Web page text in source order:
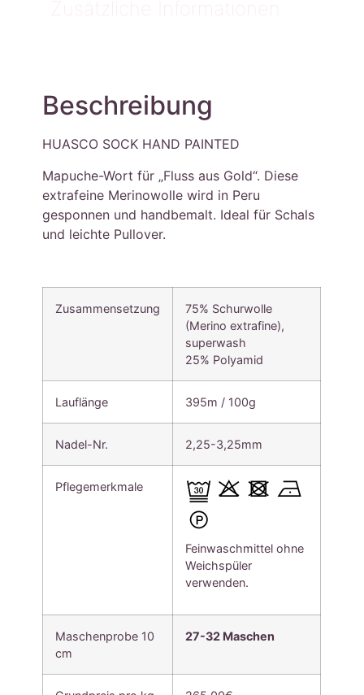
Zusätzliche Informationen
Beschreibung
HUASCO SOCK HAND PAINTED
Mapuche-Wort für „Fluss aus Gold“. Diese
extrafeine Merinowolle wird in Peru
gesponnen und handbemalt. Ideal für Schals
und leichte Pullover.
Zusammensetzung
75% Schurwolle
(Merino extrafine),
superwash
25% Polyamid
Lauflänge 395m / 100g
Nadel-Nr. 2,25-3,25mm
Pflegemerkmale
Feinwaschmittel ohne
Weichspüler
verwenden.
Maschenprobe 10
cm
27-32 Maschen